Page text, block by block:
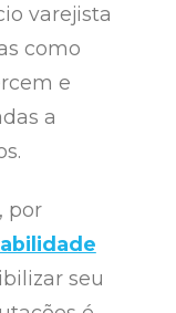
varejista
como
e
a
por
seu